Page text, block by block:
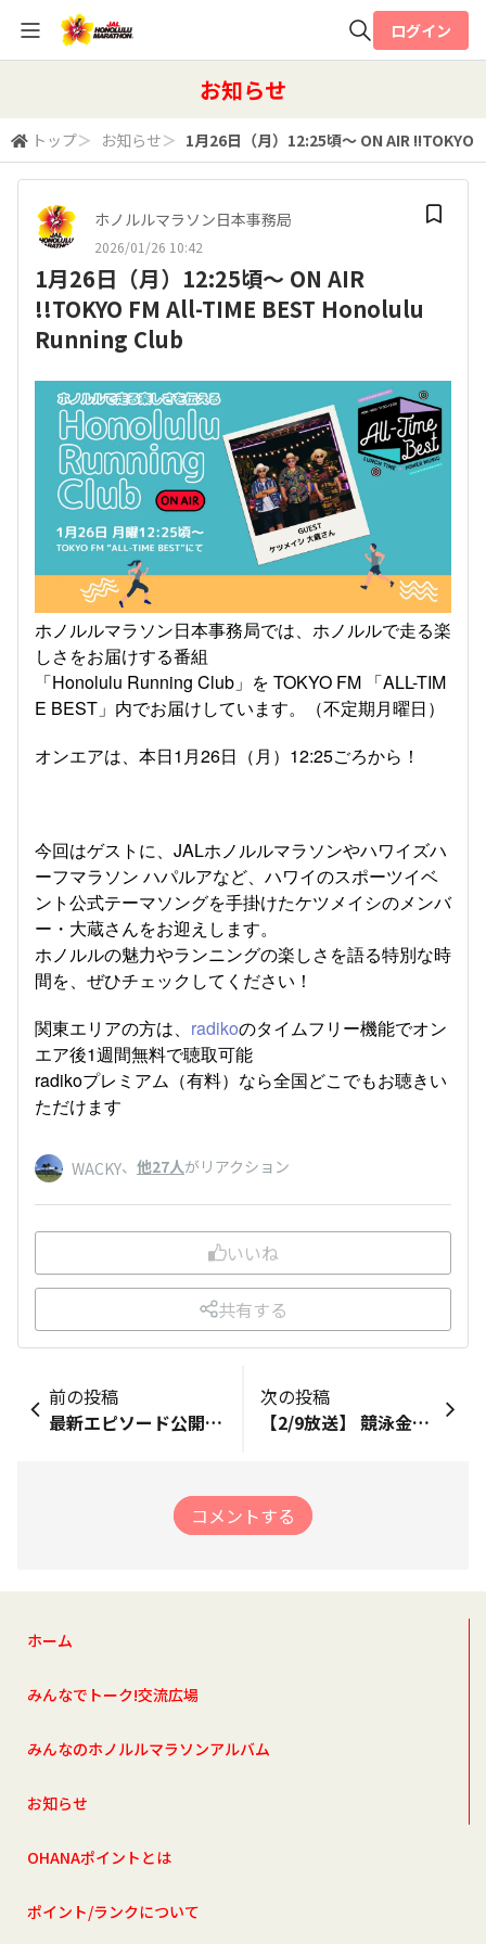
検索
ログイン
お知らせ
トップ＞ お知らせ＞ 1月26日（月）12:25頃～ ON AIR
ホノルルマラソン日本事務局
2026/01/26 10:42
1月26日（月）12:25頃～ ON AIR
!!TOKYO FM All-TIME BEST Honolulu
Running Club
ホノルルマラソン日本事務局では、ホノルルで走る楽
しさをお届けする番組
「Honolulu Running Club」を TOKYO FM 「ALL-TIM
E BEST」内でお届けしています。（不定期月曜日）
オンエアは、本日1月26日（月）12:25ごろから！
今回はゲストに、JALホノルルマラソンやハワイズハ
ーフマラソン ハパルアなど、ハワイのスポーツイベ
ント公式テーマソングを手掛けたケツメイシのメンバ
ー・大蔵さんをお迎えします。
ホノルルの魅力やランニングの楽しさを語る特別な時
間を、ぜひチェックしてください！
関東エリアの方は、 radikoのタイムフリー機能でオン
エア後1週間無料で聴取可能
radikoプレミアム（有料）なら全国どこでもお聴きい
ただけます
WACKY、 他27人がリアクション
いいね
共有する
前の投稿
最新エピソード公開！ホノルルマラソン公式ポッドキャスト「ランニングアロハ」 Vol.3のゲストはタレントの 井上咲楽さん！
次の投稿
【2/9放送】 競泳金メダリストの萩野公介さん、ゲスト出演！ Honolulu Running Club
コメントする
ホーム
みんなでトーク!交流広場
みんなのホノルルマラソンアルバム
お知らせ
OHANAポイントとは
ポイント/ランクについて